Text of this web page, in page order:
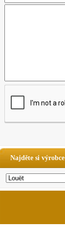
Najděte si výrobce